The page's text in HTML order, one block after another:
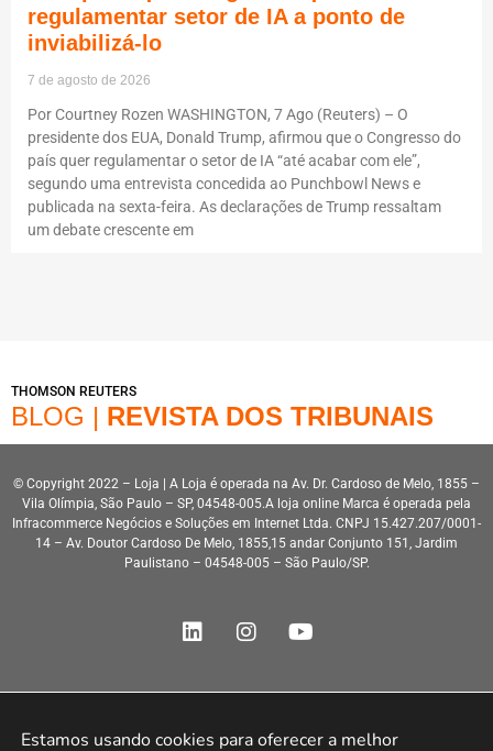
regulamentar setor de IA a ponto de
inviabilizá-lo
7 de agosto de 2026
Por Courtney Rozen WASHINGTON, 7 Ago (Reuters) – O
presidente dos EUA, Donald Trump, afirmou que o Congresso do
país quer regulamentar o setor de IA “até acabar com ele”,
segundo uma entrevista concedida ao Punchbowl News e
publicada na sexta-feira. As declarações de Trump ressaltam
um debate crescente em
THOMSON REUTERS
BLOG | REVISTA DOS TRIBUNAIS
© Copyright 2022 – Loja | A Loja é operada na Av. Dr. Cardoso de Melo, 1855 –
Vila Olímpia, São Paulo – SP, 04548-005.A loja online Marca é operada pela
Infracommerce Negócios e Soluções em Internet Ltda. CNPJ 15.427.207/0001-
14 – Av. Doutor Cardoso De Melo, 1855,15 andar Conjunto 151, Jardim
Paulistano – 04548-005 – São Paulo/SP.
Desenvolvimento HeroStar
Estamos usando cookies para oferecer a melhor